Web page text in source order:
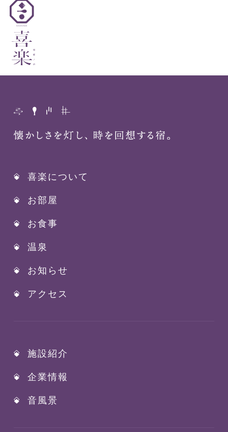
喜楽について
お部屋
お食事
温泉
お知らせ
アクセス
施設紹介
企業情報
音風景